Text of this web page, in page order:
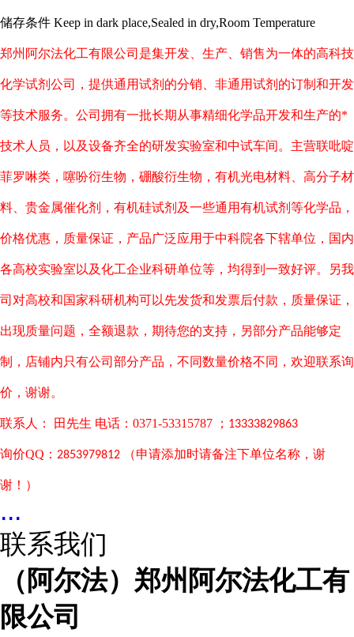
储存条件 Keep in dark place,Sealed in dry,Room Temperature
郑州阿尔法化工有限公司是集开发、生产、销售为一体的高科技
化学试剂公司，提供通用试剂的分销、非通用试剂的订制和开发
等技术服务。公司拥有一批长期从事精细化学品开发和生产的*
技术人员，以及设备齐全的研发实验室和中试车间。主营联吡啶
菲罗啉类，噻吩衍生物，硼酸衍生物，有机光电材料、高分子材
料、贵金属催化剂，有机硅试剂及一些通用有机试剂等化学品，
价格优惠，质量保证，产品广泛应用于中科院各下辖单位，国内
各高校实验室以及化工企业科研单位等，均得到一致好评。另我
司对高校和国家科研机构可以先发货和发票后付款，质量保证，
出现质量问题，全额退款，期待您的支持，另部分产品能够定
制，店铺内只有公司部分产品，不同数量价格不同，欢迎联系询
价，谢谢。
联系人： 田先生 电话：0371-53315787 ； 13333829863
询价QQ： 2853979812 （申请添加时请备注下单位名称，谢
谢！）
...
联系我们
（阿尔法）郑州阿尔法化工有
限公司